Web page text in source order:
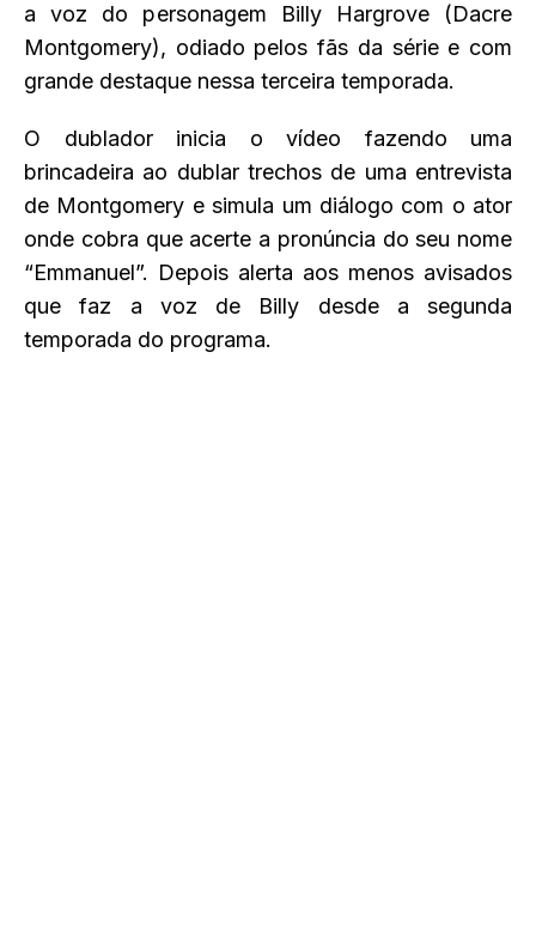
a voz do personagem Billy Hargrove (Dacre
Montgomery), odiado pelos fãs da série e com
grande destaque nessa terceira temporada.
O dublador inicia o vídeo fazendo uma
brincadeira ao dublar trechos de uma entrevista
de Montgomery e simula um diálogo com o ator
onde cobra que acerte a pronúncia do seu nome
“Emmanuel”. Depois alerta aos menos avisados
que faz a voz de Billy desde a segunda
temporada do programa.